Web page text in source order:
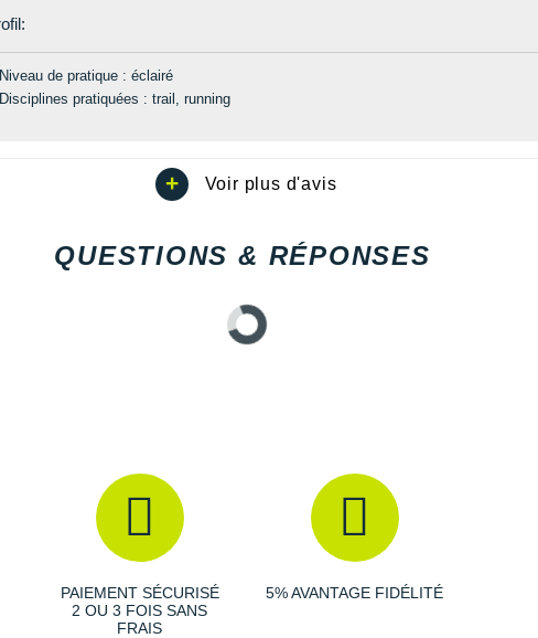
de pratique : éclairé
pratiquées : trail, running
QUESTIONS & RÉPONSES
PAIEMENT SÉCURISÉ
2 OU 3 FOIS SANS
FRAIS
5% AVANTAGE FIDÉLITÉ